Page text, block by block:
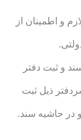
و اطمینان از
و ثبت دفتر
ذیل ثبت